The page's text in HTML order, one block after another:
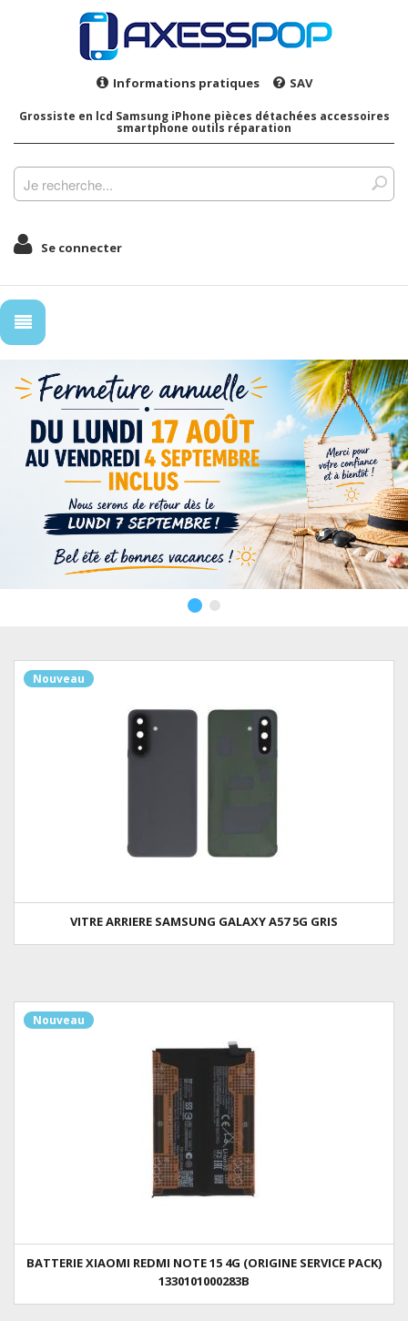
Informations pratiques SAV
Grossiste en lcd Samsung iPhone pièces détachées accessoires
smartphone outils réparation
Se connecter
Nouveau
VITRE ARRIERE SAMSUNG GALAXY A57 5G GRIS
Nouveau
BATTERIE XIAOMI REDMI NOTE 15 4G (ORIGINE SERVICE PACK)
1330101000283B